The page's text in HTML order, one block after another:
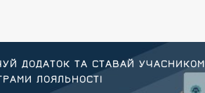
ДОДАТОК ТА СТАВАЙ УЧАСНИКОМ
ЛОЯЛЬНОСТІ